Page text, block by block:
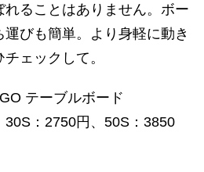
ることはありません。ボー
運びも簡単。より身軽に動き
ェックして。
テーブルボード
：2750円、50S：3850